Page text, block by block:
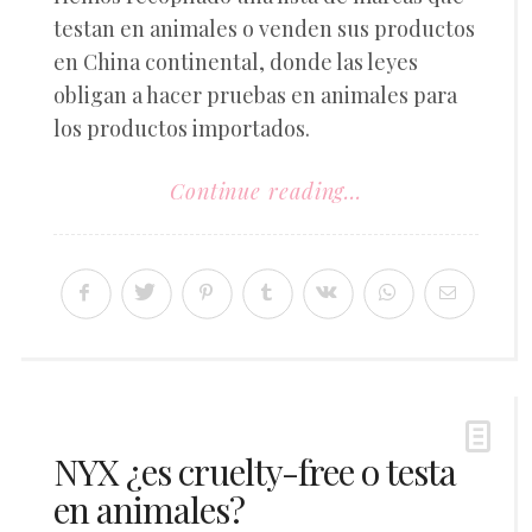
testan en animales o venden sus productos
en China continental, donde las leyes
obligan a hacer pruebas en animales para
los productos importados.
Continue reading...
NYX ¿es cruelty-free o testa
en animales?